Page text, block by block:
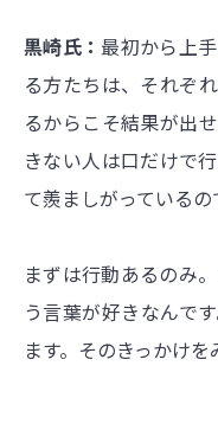
黒崎氏： 最初から上
る方たちは、それぞ
るからこそ結果が出
きない人は口だけで
て羨ましがっているの
まずは行動あるのみ
う言葉が好きなんで
ます。そのきっかけを